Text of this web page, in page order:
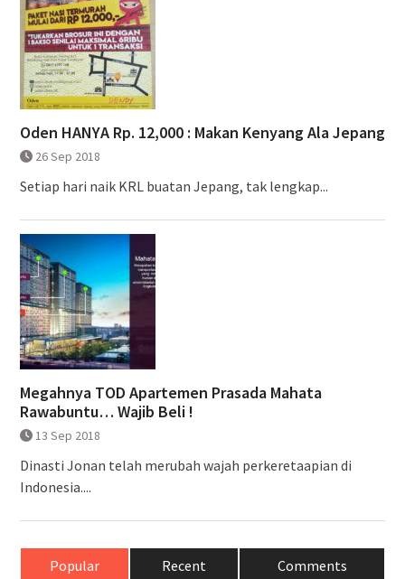
Oden HANYA Rp. 12,000 : Makan Kenyang Ala Jepang
26 Sep 2018
Setiap hari naik KRL buatan Jepang, tak lengkap...
Megahnya TOD Apartemen Prasada Mahata
Rawabuntu… Wajib Beli !
13 Sep 2018
Dinasti Jonan telah merubah wajah perkeretaapian di
Indonesia....
Popular Recent Comments